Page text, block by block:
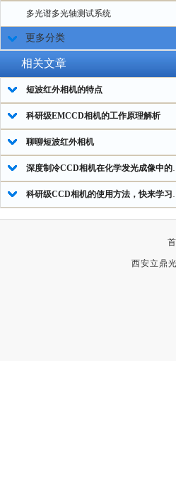
多光谱多光轴测试系统
更多分类
相关文章
短波红外相机的特点
科研级EMCCD相机的工作原理解析
聊聊短波红外相机
深度制冷
科研级
西安立鼎